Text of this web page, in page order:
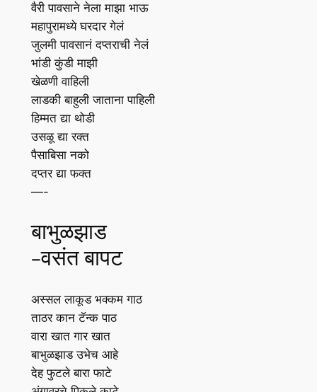
वैरी पावसाने नेला माझा भाऊ
महापुरामध्ये घरदार गेलं
जुलमी पावसानं दप्तराची नेलं
भांडी कुंडी माझी
खेळणी वाहिली
लाडकी बाहुली जाताना पाहिली
हिम्मत द्या थोडी
उसळू द्या रक्त
पैसाबिसा नको
दप्तर द्या फक्त
—-
बाभुळझाड
-वसंत बापट
अस्सल लाकूड भक्कम गाठ
ताठर कान टॅन्क पाठ
वारा खात गार खात
बाभुळझाड उभेच आहे
देह फुटले बारा फाटे